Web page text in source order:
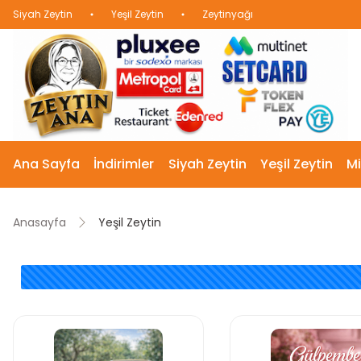
Siyah Zeytin Yeşil Zeytin Zeytinyağı
Ana Sayfa İndirimler Siyah Zeytin Yeşil Zeytin
Anasayfa Yeşil Zeytin